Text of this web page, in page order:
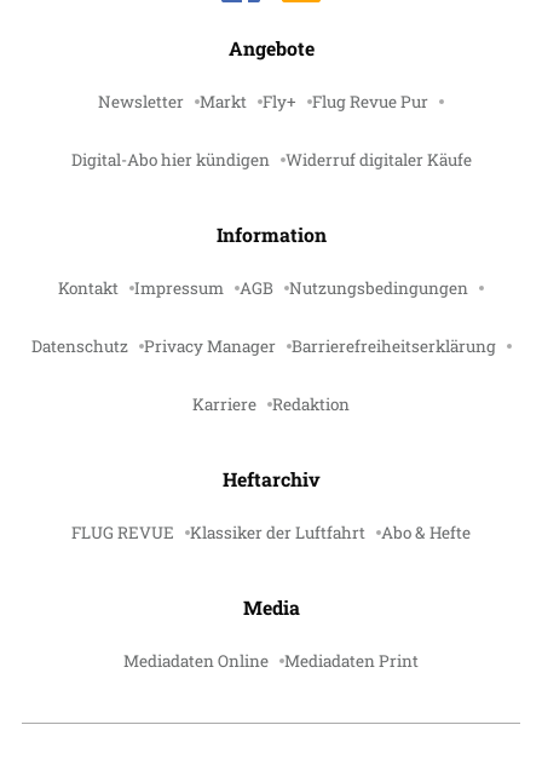
Angebote
Newsletter Markt Fly+ Flug Revue Pur
Digital-Abo hier kündigen Widerruf digitaler Käufe
Information
Kontakt Impressum AGB Nutzungsbedingungen
Datenschutz Privacy Manager Barrierefreiheitserklärung
Karriere Redaktion
Heftarchiv
FLUG REVUE Klassiker der Luftfahrt Abo & Hefte
Media
Mediadaten Online Mediadaten Print